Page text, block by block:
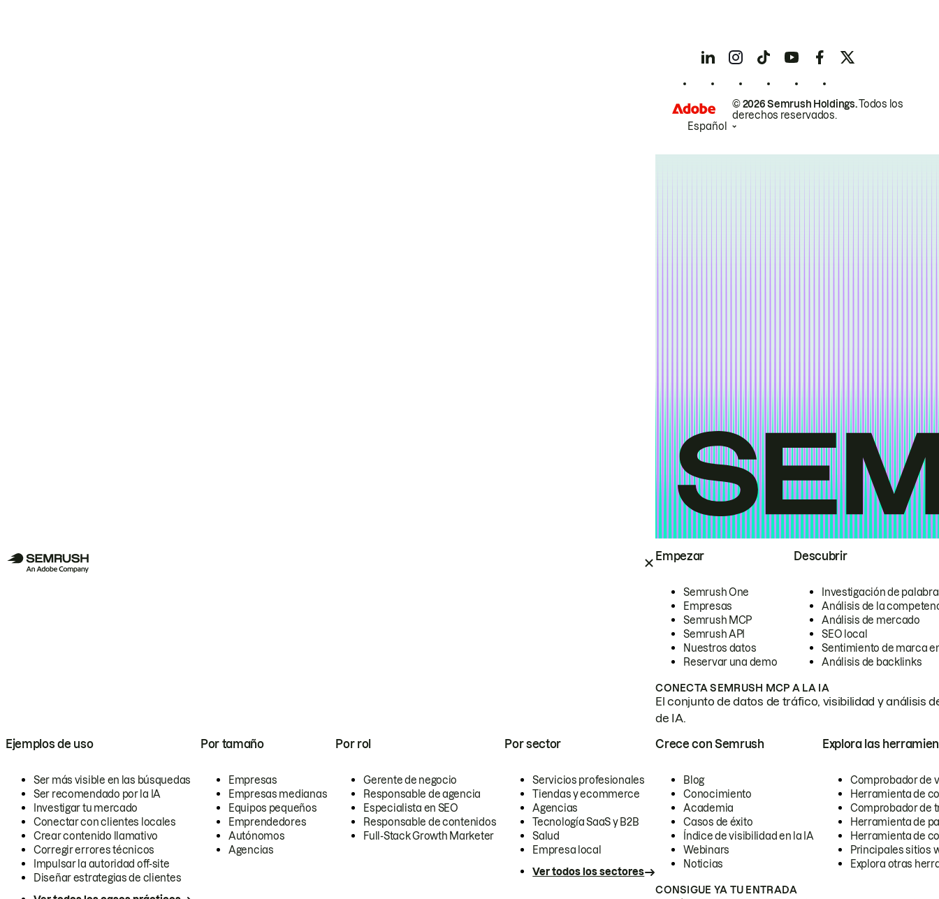
Empezar
Semrush One
Empresas
Semrush MCP
Semrush API
Nuestros datos
Reservar una demo
Descubrir
Investigación de
Análisis de la
Análisis de mercado
SEO local
Sentimiento de marca
Análisis de backlinks
CONECTA SEMRUSH MCP A LA IA
El conjunto de datos de tráfico, visibilidad y análisis
de IA.
Ejemplos de uso
Ser más visible en las búsquedas
Ser recomendado por la IA
Investigar tu mercado
Conectar con clientes locales
Crear contenido llamativo
Corregir errores técnicos
Impulsar la autoridad off-site
Diseñar estrategias de clientes
Por tamaño
Empresas
Empresas medianas
Equipos pequeños
Emprendedores
Autónomos
Agencias
Por rol
Gerente de negocio
Responsable de agencia
Especialista en SEO
Responsable de contenidos
Full-Stack Growth Marketer
Por sector
Servicios profesionales
Tiendas y ecommerce
Agencias
Tecnología SaaS y B2B
Salud
Empresa local
Ver todos los sectores
Crece con Semrush
Blog
Conocimiento
Academia
Casos de éxito
Índice de visibilidad en la IA
Webinars
Noticias
Explora las
Comprobador de
Herramienta de
Comprobador de
Herramienta de
Herramienta de
Principales sitios
Explora otras
CONSIGUE YA TU ENTRADA
© 2026 Semrush Holdings.Todos los
derechos reservados.
Español